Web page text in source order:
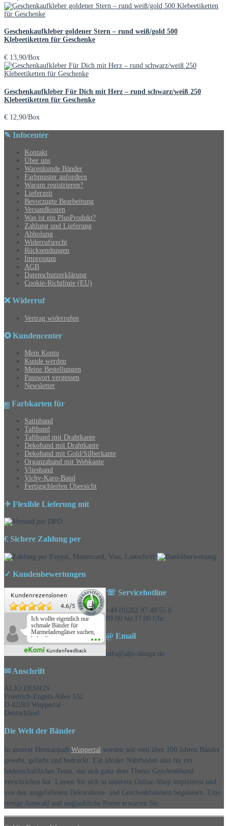
Geschenkaufkleber goldener Stern – rund weiß/gold 500
Klebeetiketten für Geschenke
€ 13,90/Box
Geschenkaufkleber Für Dich mit Herz – rund schwarz/weiß 250
Klebeetiketten für Geschenke
€ 12,90/Box
✎ Infocenter
Kontakt
Über uns
Warenkunde Bänder
Farbmuster anfordern
Warum registrieren?
Lieferzeit
Bevorzugte Bearbeitung
Versandkosten
Was ist ein PlusProdukt?
Zahlung und Lieferung
Abholung
Widerrufsrecht
Rücksendungen
Impressum
AGB
Datenschutzerklärung
Cookie-Richtlinie (EU)
❌ Widerruf
Vertrag widerrufen
✪ Kundencenter
Mein Konto
Kunde werden
Meine Bestellungen
Passwort vergessen
Newsletter
ஐ Farbkarten für
Satinband
Taftband
Taftband mit Drahtkante
Dekoband mit Drahtkante
Dekoband mit Gold/Silberkante
Organzaband mit Webkante
Vliesband
Vichy-Karo-Band
Fertigschleifen Übersicht
✈ Flexible Lieferung mit
€ Sichere Zahlung per
✓ Kundenbewertungen
Kundenrezensionen
4.6/5
Ich wollte eigentlich nur
schmale Bänder für
Marmeladengläser suchen,
habe die
Überraschungsbänder
mitbestellt und war positiv
eKomi Kundenfeedback
☏ Servicehotline
+49 (0)202 97 49 55 0
09.00 bis 17.00 Uhr
@ Email
info@aljo-design.de
✉ Anschrift
ALJO DESIGN
Friedrich-Engels-Allee 332
D-42283 Wuppertal
Deutschland
Die Welt der Bänder
In unserer Heimatstadt Wuppertal werden seit weit über 100 Jahren Bänder
gewebt, gefärbt und bedruckt. Ein idealer Nährboden also für ein
leidenschaftliches Team, das sich ganz dem Thema Geschenkband
verschrieben hat. Lassen Sie sich in unserem Online-Shop inspirieren und
von den ausgefallenen Dekorations- und Geschenkbändern begeistern. Eine
riesige Auswahl und unglaubliche Preise erwarten Sie.